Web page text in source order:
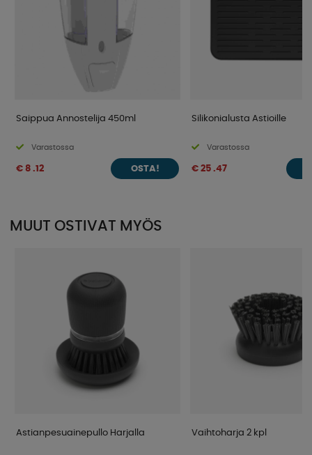
Saippua Annostelija 450ml
Varastossa
€ 8 .12 OSTA!
Silikonialusta Astioille
Varastossa
€ 25 .47
MUUT OSTIVAT MYÖS
Astianpesuainepullo Harjalla Vaihtoharja 2 kpl